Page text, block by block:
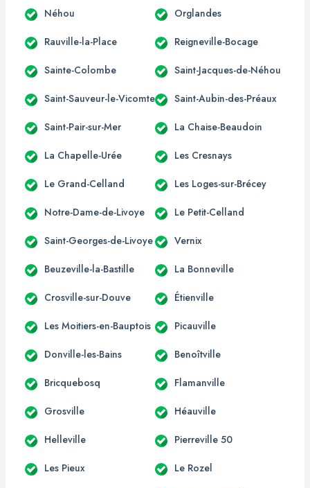
Néhou Orglandes
Rauville-la-Place Reigneville-Bocage
Sainte-Colombe Saint-Jacques-de-Néhou
Saint-Sauveur-le-Vicomte Saint-Aubin-des-Préaux
Saint-Pair-sur-Mer La Chaise-Beaudoin
La Chapelle-Urée Les Cresnays
Le Grand-Celland Les Loges-sur-Brécey
Notre-Dame-de-Livoye Le Petit-Celland
Saint-Georges-de-Livoye Vernix
Beuzeville-la-Bastille La Bonneville
Crosville-sur-Douve Étienville
Les Moitiers-en-Bauptois Picauville
Donville-les-Bains Benoîtville
Bricquebosq Flamanville
Grosville Héauville
Helleville Pierreville 50
Les Pieux Le Rozel